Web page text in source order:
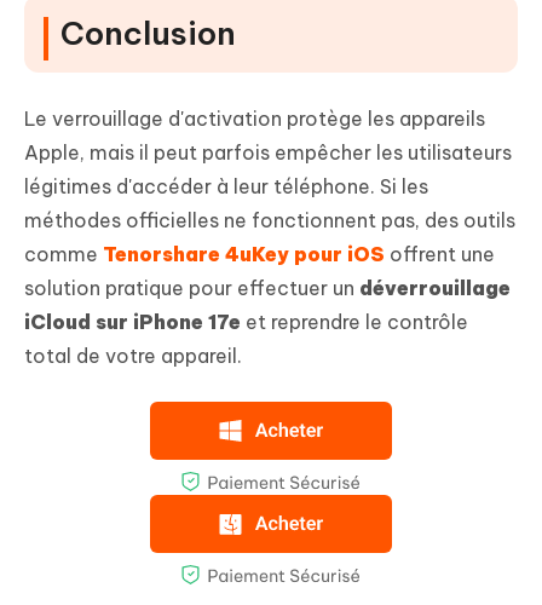
Conclusion
Le verrouillage d'activation protège les appareils
Apple, mais il peut parfois empêcher les utilisateurs
légitimes d'accéder à leur téléphone. Si les
méthodes officielles ne fonctionnent pas, des outils
comme Tenorshare 4uKey pour iOS offrent une
solution pratique pour effectuer un déverrouillage
iCloud sur iPhone 17e et reprendre le contrôle
total de votre appareil.